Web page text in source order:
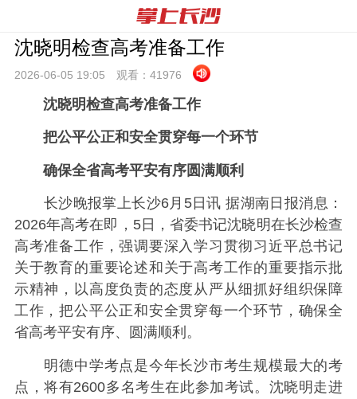
沈晓明检查高考准备工作
2026-06-05 19:05 观看： 41976
沈晓明检查高考准备工作
把公平公正和安全贯穿每一个环节
确保全省高考平安有序圆满顺利
长沙晚报掌上长沙6月5日讯 据湖南日报消息：
2026年高考在即，5日，省委书记沈晓明在长沙检查
高考准备工作，强调要深入学习贯彻习近平总书记
关于教育的重要论述和关于高考工作的重要指示批
示精神，以高度负责的态度从严从细抓好组织保障
工作，把公平公正和安全贯穿每一个环节，确保全
省高考平安有序、圆满顺利。
明德中学考点是今年长沙市考生规模最大的考
点，将有2600多名考生在此参加考试。沈晓明走进